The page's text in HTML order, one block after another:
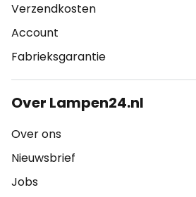
Verzendkosten
Account
Fabrieksgarantie
Over Lampen24.nl
Over ons
Nieuwsbrief
Jobs